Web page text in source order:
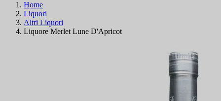
Home
Liquori
Altri Liquori
Liquore Merlet Lune D'Apricot